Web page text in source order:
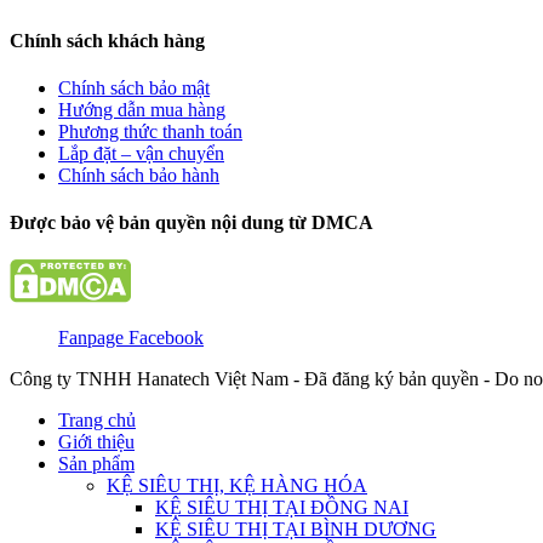
Chính sách khách hàng
Chính sách bảo mật
Hướng dẫn mua hàng
Phương thức thanh toán
Lắp đặt – vận chuyển
Chính sách bảo hành
Được bảo vệ bản quyền nội dung từ DMCA
Fanpage Facebook
Công ty TNHH Hanatech Việt Nam - Đã đăng ký bản quyền - Do
Trang chủ
Giới thiệu
Sản phẩm
KỆ SIÊU THỊ, KỆ HÀNG HÓA
KỆ SIÊU THỊ TẠI ĐỒNG NAI
KỆ SIÊU THỊ TẠI BÌNH DƯƠNG